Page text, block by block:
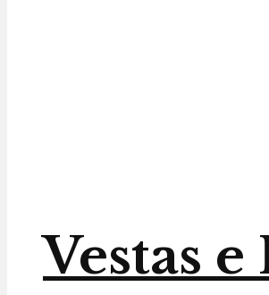
Vestas